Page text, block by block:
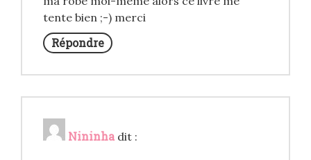
tente bien ;-) merci
Répondre
Nininha dit :